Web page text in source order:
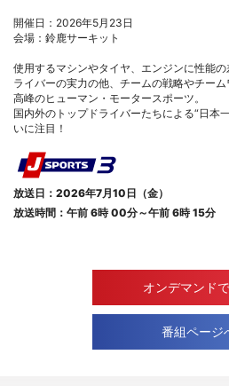
開催日：2026年5月23日
会場：鈴鹿サーキット
使用するマシンやタイヤ、エンジンに性能
ライバーの実力の他、チームの戦略やチー
高峰のヒューマン・モータースポーツ。
国内外のトップドライバーたちによる“日本
いに注目！
放送日：2026年7月10日（金）
放送時間：午前 6時 00分～午前 6時 15分
オンデマンド
番組ページ